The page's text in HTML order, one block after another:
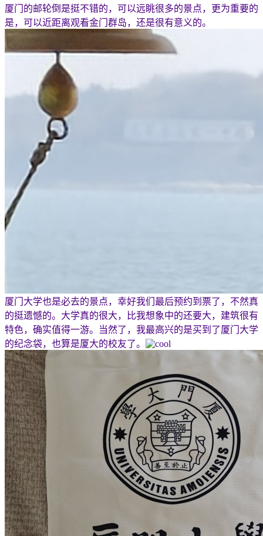
厦门的邮轮倒是挺不错的，可以远眺很多的景点，更为重要的
是，可以近距离观看金门群岛，还是很有意义的。
厦门大学也是必去的景点，幸好我们最后预约到票了，不然真
的挺遗憾的。大学真的很大，比我想象中的还要大，建筑很有
特色，确实值得一游。当然了，我最高兴的是买到了厦门大学
的纪念袋，也算是厦大的校友了。